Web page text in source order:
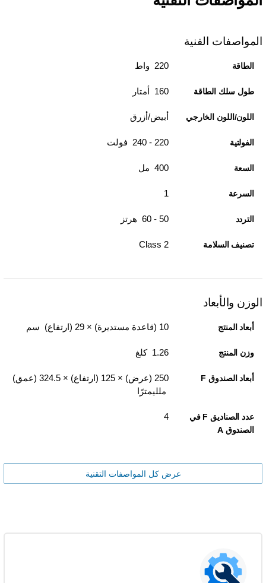
المواصفات الفنية
الطاقة 220 واط
طول سلك الطاقة 160 أمتار
اللون/اللون الخارجي أبيض/أزرق
الفولتية 220 - 240 فولت
السعة 400 مل
السرعة 1
التردد 50 - 60 هرتز
تصنيف السلامة Class 2
الوزن والأبعاد
أبعاد المنتج 10 (قاعدة مستديرة) ×‏ 29 (ارتفاع) سم
وزن المنتج 1.26 كلغ
أبعاد الصندوق F
250 (عرض) × 125 (ارتفاع) × 324.5 (عمق)
ملليمترًا
عدد الصناديق F في
الصندوق A
4
عرض كل المواصفات التقنية